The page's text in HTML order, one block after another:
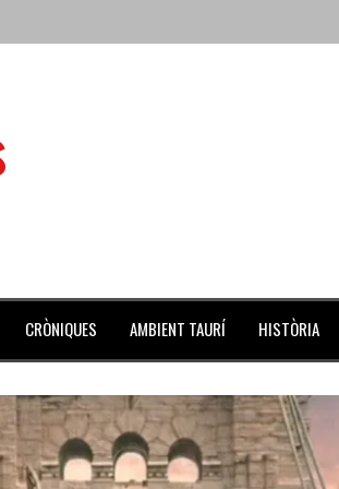
de julio repleto de actividades
Coliseo Balear
CRÒNIQUES AMBIENT TAURÍ HISTÒRIA